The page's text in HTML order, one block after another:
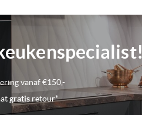
vanaf €150,-
gratis retour*